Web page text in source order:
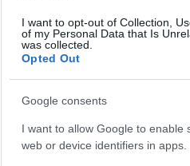
I want to opt-out of Collection,
of my Personal Data that Is
was collected.
Opted Out
Google consents
I want to allow Google to enable
web or device identifiers in apps.